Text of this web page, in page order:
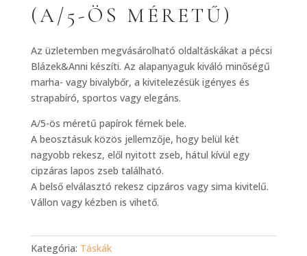
(A/5-ÖS MÉRETŰ)
Az üzletemben megvásárolható oldaltáskákat a pécsi
Blázek&Anni készíti. Az alapanyaguk kiváló minőségű
marha- vagy bivalybőr, a kivitelezésük igényes és
strapabíró, sportos vagy elegáns.
A/5-ös méretű papírok férnek bele.
A beosztásuk közös jellemzője, hogy belül két
nagyobb rekesz, elől nyitott zseb, hátul kívül egy
cipzáras lapos zseb található.
A belső elválasztó rekesz cipzáros vagy sima kivitelű.
Vállon vagy kézben is vihető.
Kategória: Táskák